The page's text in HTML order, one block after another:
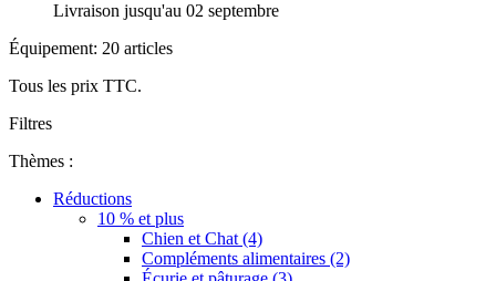
Livraison jusqu'au 02 septembre
Équipement: 20 articles
Tous les prix TTC.
Filtres
Thèmes :
Réductions
10 % et plus
Chien et Chat (4)
Compléments alimentaires (2)